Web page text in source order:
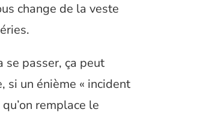
change de la veste
se passer, ça peut
si un énième « incident
remplace le